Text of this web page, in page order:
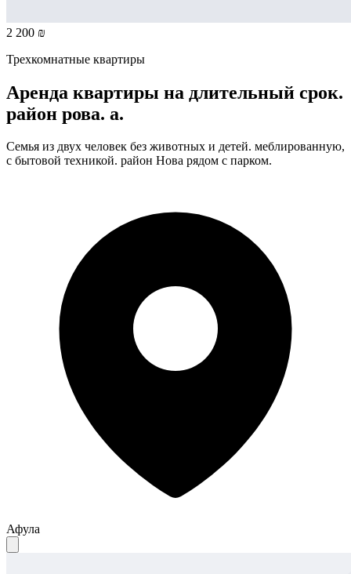
2 200 ₪
Трехкомнатные квартиры
Аренда квартиры на длительный срок.
район ровa. а.
Семья из двух человек без животных и детей. меблированную,
с бытовой техникой. район Нова рядом с парком.
Афула